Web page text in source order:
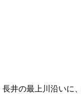
長井の最上川沿いに